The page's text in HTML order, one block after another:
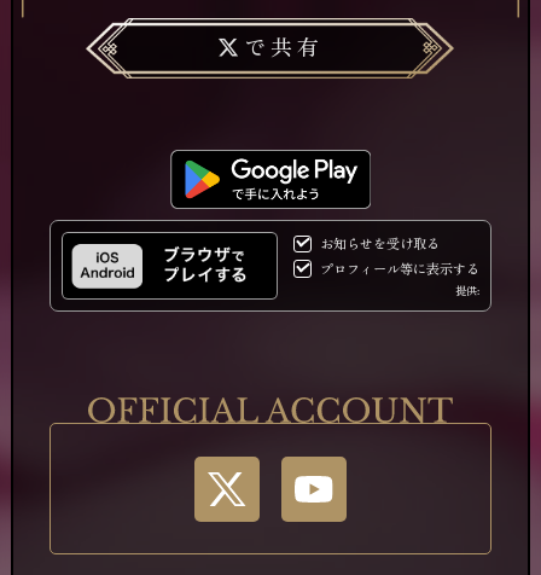
で共有
お知らせを受け取る
プロフィール等に表示する
提供: